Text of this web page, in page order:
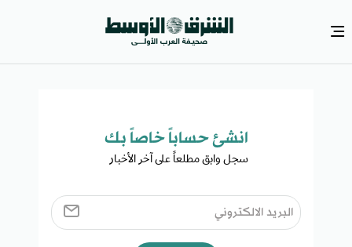
انشئ حساباً خاصاً بك​
سجل وابق مطلعاً على آخر الأخبار ​